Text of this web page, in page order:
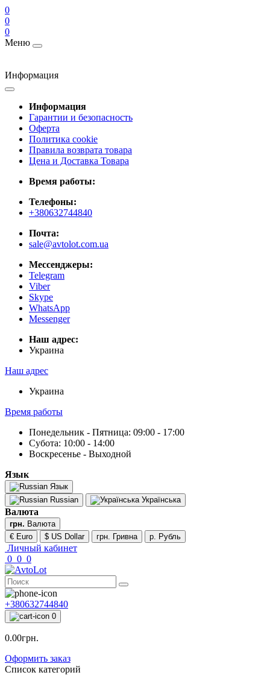
0
0
0
Меню
Информация
Информация
Гарантии и безопасность
Оферта
Политика cookie
Правила возврата товара
Цена и Доставка Товара
Время работы:
Телефоны:
+380632744840
Почта:
sale@avtolot.com.ua
Мессенджеры:
Telegram
Viber
Skype
WhatsApp
Messenger
Наш адрес:
Украина
Наш адрес
Украина
Время работы
Понедельник - Пятница: 09:00 - 17:00
Субота: 10:00 - 14:00
Воскресенье - Выходной
Язык
Язык
Russian
Українська
Валюта
грн. Валюта
€ Euro
$ US Dollar грн. Гривна р. Рубль
Личный кабинет
0 0 0
+380632744840
0
0.00грн.
Оформить заказ
Список категорий